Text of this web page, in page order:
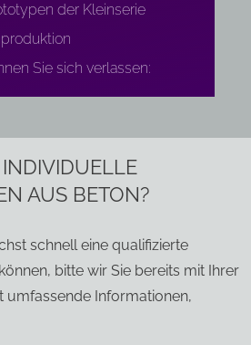
der Kleinserie
Sie sich verlassen:
AUS BETON?
schnell eine qualifizierte
bitte wir Sie bereits mit Ihrer
Informationen,